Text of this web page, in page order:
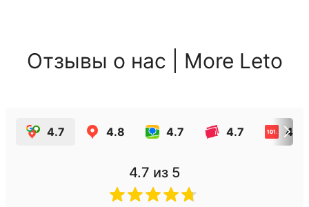
Отзывы о нас | More Leto
4.7 4.8 4.7 4.7 4.8
4.7 из 5